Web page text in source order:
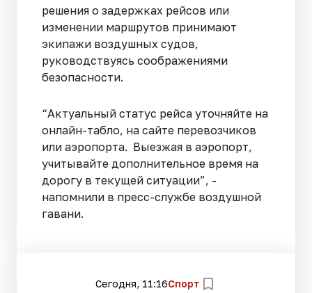
решения о задержках рейсов или
изменении маршрутов принимают
экипажи воздушных судов,
руководствуясь соображениями
безопасности.
“Актуальный статус рейса уточняйте на
онлайн-табло, на сайте перевозчиков
или аэропорта. Выезжая в аэропорт,
учитывайте дополнительное время на
дорогу в текущей ситуации”, -
напомнили в пресс-службе воздушной
гавани.
Сегодня, 11:16Спорт